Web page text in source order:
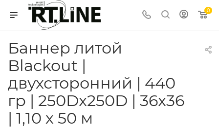
0
Баннер литой
Blackout |
двухсторонний | 440
гр | 250Dx250D | 36x36
| 1,10 х 50 м